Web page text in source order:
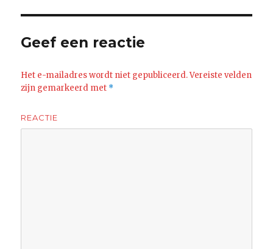
Geef een reactie
Het e-mailadres wordt niet gepubliceerd.Vereiste velden
zijn gemarkeerd met *
REACTIE